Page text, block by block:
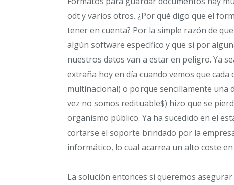
odt y varios otros. ¿Por qué digo que el
tener en cuenta? Por la simple razón de
algún software específico y que si por
nuestros datos van a estar en peligro. Ya
extraña hoy en día cuando vemos que
multinacional) o porque sencillamente una
vez no somos redituable$) hizo que se
organismo público. Ya ha sucedido en el
cortarse el soporte brindado por la
informático, lo cual acarrea un alto coste
La solución entonces si queremos